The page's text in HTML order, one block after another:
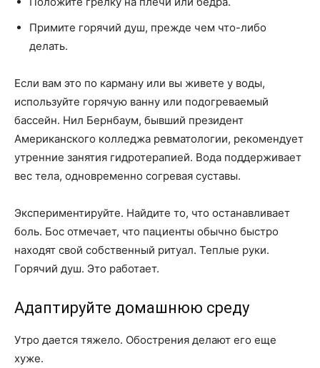
Примите горячий душ, прежде чем что-либо
делать.
Если вам это по карману или вы живете у воды,
используйте горячую ванну или подогреваемый
бассейн. Нил Бернбаум, бывший президент
Американского колледжа ревматологии, рекомендует
утренние занятия гидротерапией. Вода поддерживает
вес тела, одновременно согревая суставы.
Экспериментируйте. Найдите то, что останавливает
боль. Бос отмечает, что пациенты обычно быстро
находят свой собственный ритуал. Теплые руки.
Горячий душ. Это работает.
Адаптируйте домашнюю среду
Утро дается тяжело. Обострения делают его еще
хуже.